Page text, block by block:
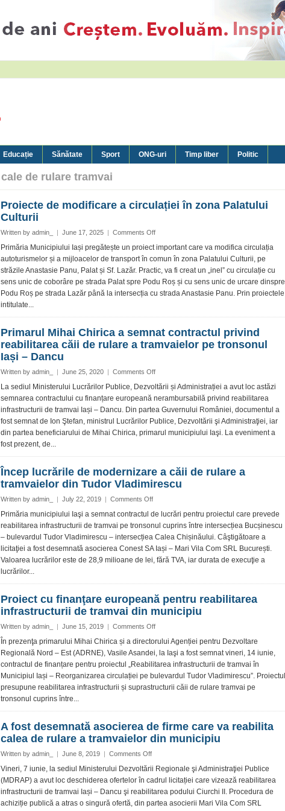
Educație Sănătate Sport ONG-uri Timp liber Politic
cale de rulare tramvai
Proiecte de modificare a circulației în zona Palatului
Culturii
Written by admin_ | June 17, 2025 | Comments Offon
de
modificare
a
circulației
în
Primăria Municipiului Iași pregătește un proiect important care va modifica circulația
autoturismelor și a mijloacelor de transport în comun în zona Palatului Culturii, pe
străzile Anastasie Panu, Palat și Sf. Lazăr. Practic, va fi creat un „inel” cu circulație cu
sens unic de coborâre pe strada Palat spre Podu Roș și cu sens unic de urcare dinspre
Podu Roș pe strada Lazăr până la intersecția cu strada Anastasie Panu. Prin proiectele
intitulate...
Primarul Mihai Chirica a semnat contractul privind
reabilitarea căii de rulare a tramvaielor pe tronsonul
Iași – Dancu
Written by admin_ | June 25, 2020 | Comments Offon
Mihai
Chirica
a
semnat
contractul
de
rulare
pe
tronsonul
Iași
–
Dancu
La sediul Ministerului Lucrărilor Publice, Dezvoltării și Administrației a avut loc astăzi
semnarea contractului cu finanțare europeană nerambursabilă privind reabilitarea
infrastructurii de tramvai Iași – Dancu. Din partea Guvernului României, documentul a
fost semnat de Ion Ştefan, ministrul Lucrărilor Publice, Dezvoltării şi Administraţiei, iar
din partea beneficiarului de Mihai Chirica, primarul municipiului Iaşi. La eveniment a
fost prezent, de...
Încep lucrările de modernizare a căii de rulare a
tramvaielor din Tudor Vladimirescu
Written by admin_ | July 22, 2019 | Comments Offon
lucrările
de
modernizare
a
căii
tramvaielor
din
Primăria municipiului Iaşi a semnat contractul de lucrări pentru proiectul care prevede
reabilitarea infrastructurii de tramvai pe tronsonul cuprins între intersecțiea Bucșinescu
– bulevardul Tudor Vladimirescu – intersecțiea Calea Chișinăului. Câştigătoare a
licitaţiei a fost desemnată asocierea Conest SA Iași – Mari Vila Com SRL București.
Valoarea lucrărilor este de 28,9 milioane de lei, fără TVA, iar durata de execuţie a
lucrărilor...
Proiect cu finanţare europeană pentru reabilitarea
infrastructurii de tramvai din municipiu
Written by admin_ | June 15, 2019 | Comments Offon
cu
finanţare
europeană
pentru
reabilitarea
din
municipiu
În prezenţa primarului Mihai Chirica și a directorului Agenției pentru Dezvoltare
Regională Nord – Est (ADRNE), Vasile Asandei, la Iaşi a fost semnat vineri, 14 iunie,
contractul de finanțare pentru proiectul „Reabilitarea infrastructurii de tramvai în
Municipiul Iași – Reorganizarea circulației pe bulevardul Tudor Vladimirescu”. Proiectul
presupune reabilitarea infrastructurii și suprastructurii căii de rulare tramvai pe
tronsonul cuprins între...
A fost desemnată asocierea de firme care va reabilita
calea de rulare a tramvaielor din municipiu
Written by admin_ | June 8, 2019 | Comments Offon
fost
desemnată
asocierea
de
Vineri, 7 iunie, la sediul Ministerului Dezvoltării Regionale şi Administraţiei Publice
(MDRAP) a avut loc deschiderea ofertelor în cadrul licitației care vizează reabilitarea
infrastructurii de tramvai Iași – Dancu şi reabilitarea podului Ciurchi II. Procedura de
achiziție publică a atras o singură ofertă, din partea asocierii Mari Vila Com SRL